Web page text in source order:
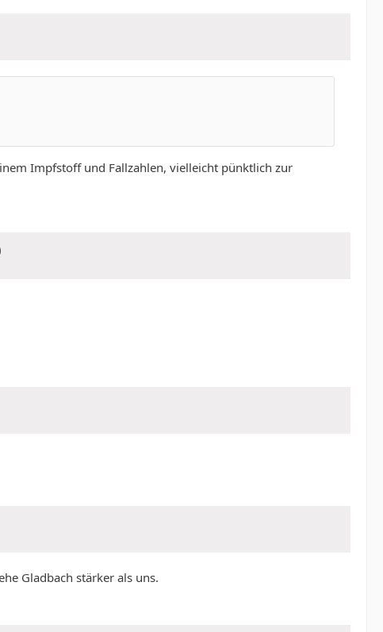
Impfstoff und Fallzahlen, vielleicht pünktlich zur
Gladbach stärker als uns.